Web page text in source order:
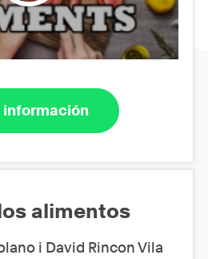
información
alimentos
i David Rincon Vila